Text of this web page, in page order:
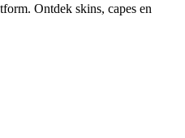
Ontdek skins, capes en